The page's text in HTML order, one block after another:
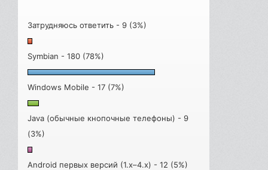
Затрудняюсь ответить - 9 (3%)
Symbian - 180 (78%)
Windows Mobile - 17 (7%)
Java (обычные кнопочные телефоны) - 9
(3%)
Android первых версий (1.x–4.x) - 12 (5%)